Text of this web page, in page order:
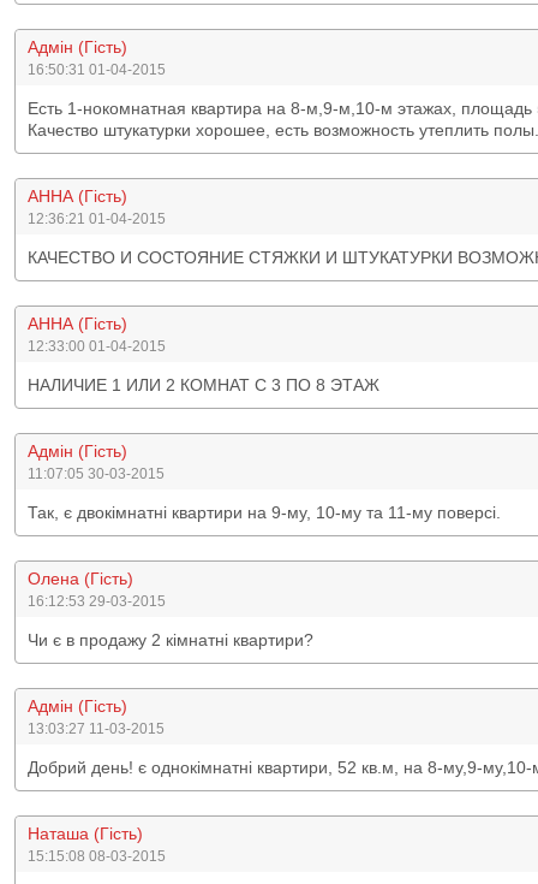
Адмін (Гість)
16:50:31 01-04-2015
Есть 1-нокомнатная квартира на 8-м,9-м,10-м этажах,
Качество штукатурки хорошее, есть возможность утеплить
АННА (Гість)
12:36:21 01-04-2015
КАЧЕСТВО И СОСТОЯНИЕ СТЯЖКИ И ШТУКАТУРКИ
АННА (Гість)
12:33:00 01-04-2015
НАЛИЧИЕ 1 ИЛИ 2 КОМНАТ С 3 ПО 8 ЭТАЖ
Адмін (Гість)
11:07:05 30-03-2015
Так, є двокімнатні квартири на 9-му, 10-му та 11-му поверсі.
Олена (Гість)
16:12:53 29-03-2015
Чи є в продажу 2 кімнатні квартири?
Адмін (Гість)
13:03:27 11-03-2015
Добрий день! є однокімнатні квартири, 52 кв.м, на 8-му,9-
Наташа (Гість)
15:15:08 08-03-2015